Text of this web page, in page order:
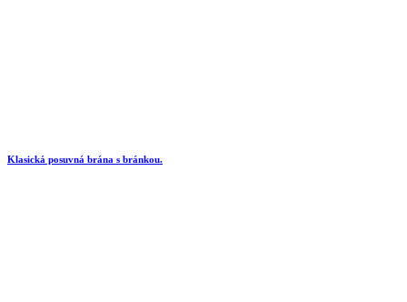
Klasická posuvná brána s bránkou.